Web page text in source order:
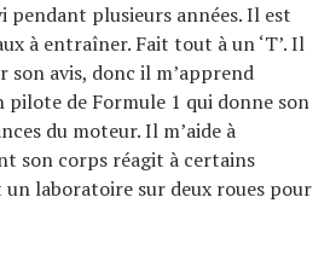
pendant plusieurs années. Il est
à entraîner. Fait tout à un ‘T’. Il
son avis, donc il m’apprend
pilote de Formule 1 qui donne son
du moteur. Il m’aide à
son corps réagit à certains
un laboratoire sur deux roues pour